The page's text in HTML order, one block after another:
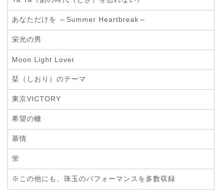
あなただけを ～Summer Heartbreak～
栄光の男
Moon Light Lover
栞（しおり）のテーマ
東京VICTORY
希望の轍
慕情
蛍
※この他にも、珠玉のパフォーマンスを多数収録